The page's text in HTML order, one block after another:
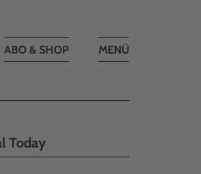
Toggle
MENÜ
ABO & SHOP
Today